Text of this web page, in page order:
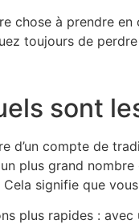
chose à prendre
toujours de
sont
d’un compte de
plus grand
signifie que
plus rapides :